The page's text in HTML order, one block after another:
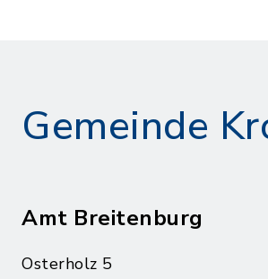
Gemeinde
Amt Breitenburg
Osterholz 5